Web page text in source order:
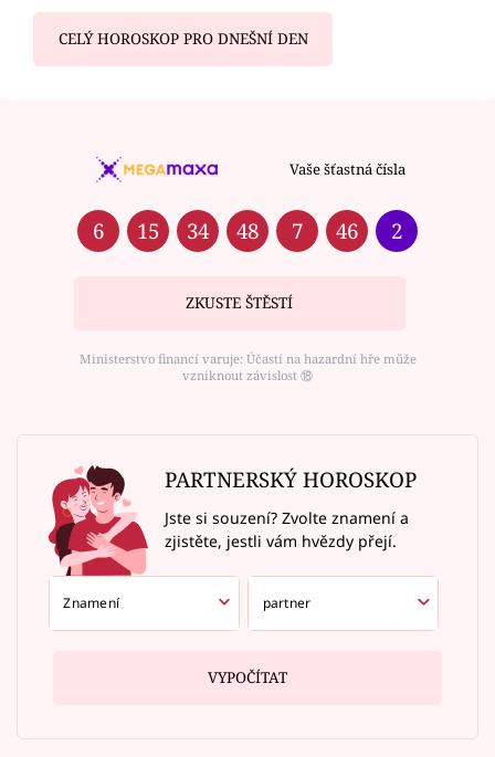
CELÝ HOROSKOP PRO DNEŠNÍ DEN
Vaše šťastná čísla
6 15 34 48 7 46 2
ZKUSTE ŠTĚSTÍ
Ministerstvo financí varuje: Účastí na hazardní hře může
vzniknout závislost ⑱
PARTNERSKÝ HOROSKOP
Jste si souzení? Zvolte znamení a
zjistěte, jestli vám hvězdy přejí.
VYPOČÍTAT